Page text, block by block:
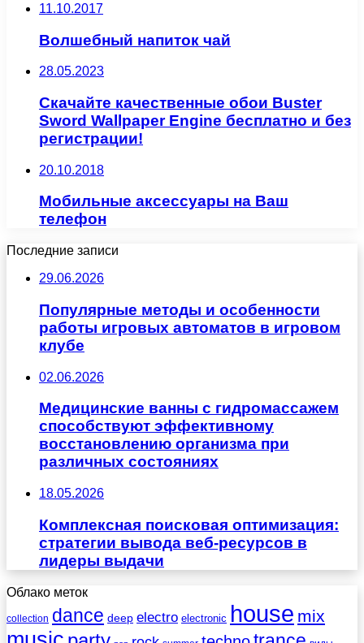
11.10.2017
Волшебный напиток чай
28.05.2023
Скачайте качественные обои Buster
Sword Wallpaper Engine бесплатно и без
регистрации!
20.10.2018
Мобильные аксессуары на Ваш
телефон
Последние записи
29.06.2026
Популярные методы и особенности
работы игровых автоматов в игровом
клубе
02.06.2026
Медицинские ванны с гидромассажем
способствуют эффективному
восстановлению организма при
различных состояниях
18.05.2026
Комплексная поисковая оптимизация:
стратегии вывода веб-ресурсов в
лидеры выдачи
Облако меток
collection dance deep electro electronic house mix